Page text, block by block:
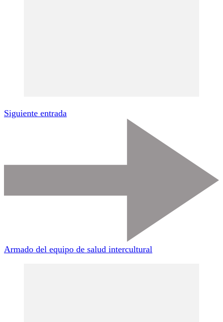
Siguiente entrada
Armado del equipo de salud intercultural